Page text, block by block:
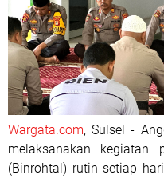
Wargata.com, Sulsel -
melaksanakan kegiatan
(Binrohtal) rutin setiap